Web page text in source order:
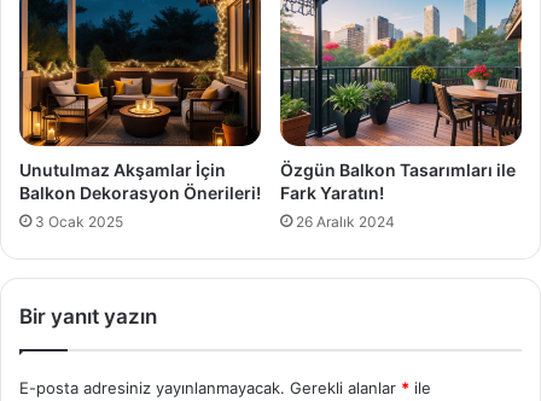
Unutulmaz Akşamlar İçin
Balkon Dekorasyon Önerileri!
3 Ocak 2025
Özgün Balkon Tasarımları ile
Fark Yaratın!
26 Aralık 2024
Bir yanıt yazın
E-posta adresiniz yayınlanmayacak. Gerekli alanlar * ile